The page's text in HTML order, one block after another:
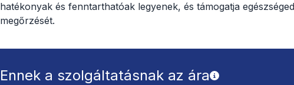
hatékonyak és fenntarthatóak legyenek, és támogatja egészséged
megőrzését.
Ennek a szolgáltatásnak az ára